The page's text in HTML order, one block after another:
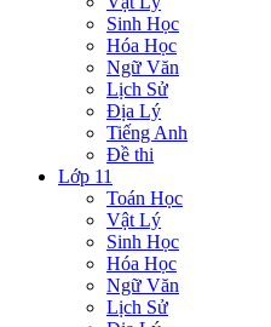
Sinh Học
Hóa Học
Ngữ Văn
Lịch Sử
Địa Lý
Tiếng Anh
Đề thi
Lớp 11
Toán Học
Vật Lý
Sinh Học
Hóa Học
Ngữ Văn
Lịch Sử